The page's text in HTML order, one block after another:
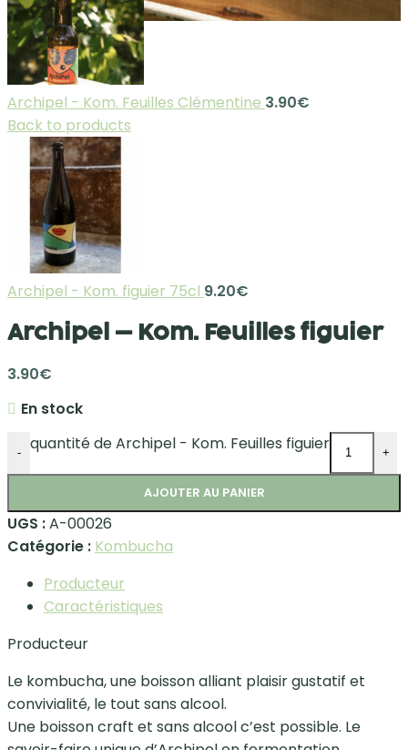
Archipel - Kom. Feuilles Clémentine 3.90€
Back to products
Archipel - Kom. figuier 75cl 9.20€
Archipel – Kom. Feuilles figuier
3.90€
En stock
- quantité de Archipel - Kom. Feuilles figuier +
AJOUTER AU PANIER
UGS :A-00026
Catégorie : Kombucha
Producteur
Caractéristiques
Producteur
Le kombucha, une boisson alliant plaisir gustatif et
convivialité, le tout sans alcool.
Une boisson craft et sans alcool c’est possible. Le